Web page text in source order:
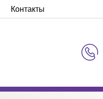
Контакты